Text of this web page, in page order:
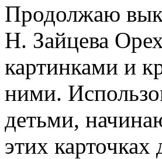
Продолжаю
Н. Зайцева
картинками и
ними.
детьми,
этих